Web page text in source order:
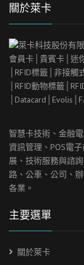
關於萊卡
智慧卡技術、金融
資訊管理、 POS電
展、技術服務與諮
路、公車、公司、
各業。
主要選單
關於萊卡